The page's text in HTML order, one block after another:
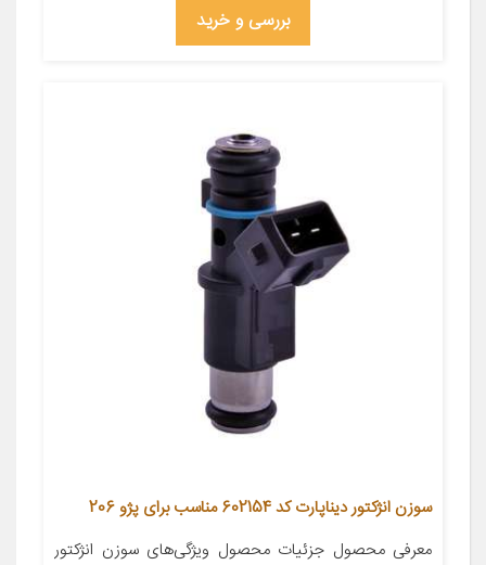
بررسی و خرید
سوزن انژکتور دیناپارت کد 602154 مناسب برای پژو 206
معرفی محصول جزئیات محصول ویژگی‌های سوزن انژکتور